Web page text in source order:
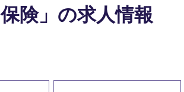
保険」の求人情報